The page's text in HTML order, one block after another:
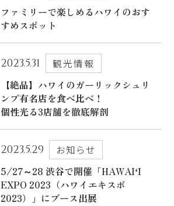
ファミリーで楽しめるハワイのおす
すめスポット
2023.5.31
観光情報
【絶品】ハワイのガーリックシュリ
ンプ有名店を食べ比べ！
個性光る3店舗を徹底解剖
2023.5.29
お知らせ
5/27～28 渋谷で開催「HAWAIʻI
EXPO 2023（ハワイエキスポ
2023）」にブース出展